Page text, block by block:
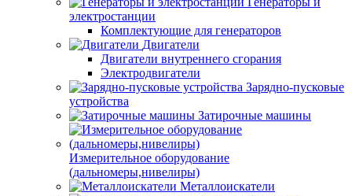
электростанции
Комплектующие для генераторов
Двигатели
Двигатели внутреннего сгорания
Электродвигатели
Зарядно-пусковые
устройства
Затирочные машины
Измерительное оборудование
(дальномеры,нивелиры)
Металлоискатели